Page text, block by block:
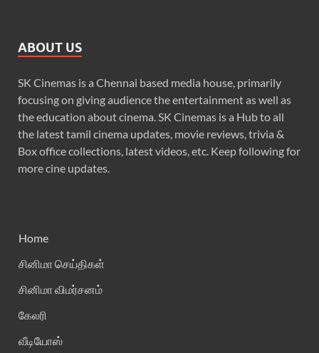
ABOUT US
SK Cinemas is a Chennai based media house, primarily
focusing on giving audience the entertainment as well as
the education about cinema. SK Cinemas is a Hub to all
the latest tamil cinema updates, movie reviews, trivia &
Box office collections, latest videos, etc. Keep following for
more cine updates.
Home
சினிமா செய்திகள்
சினிமா விமர்சனம்
கேலரி
வீடியோஸ்